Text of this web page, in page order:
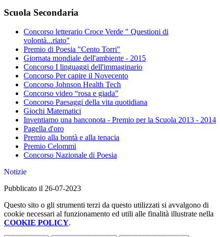
Scuola Secondaria
Concorso letterario Croce Verde " Questioni di
volontà...riato"
Premio di Poesia "Cento Torri"
Giornata mondiale dell'ambiente - 2015
Concorso I linguaggi dell'immaginario
Concorso Per capire il Novecento
Concorso Johnson Health Tech
Concorso video “rosa e giada”
Concorso Paesaggi della vita quotidiana
Giochi Matematici
Inventiamo una banconota - Premio per la Scuola 2013 - 2014
Pagella d'oro
Premio alla bontà e alla tenacia
Premio Celommi
Concorso Nazionale di Poesia
Notizie
Pubblicato il 26-07-2023
Questo sito o gli strumenti terzi da questo utilizzati si avvalgono di
cookie necessari al funzionamento ed utili alle finalità illustrate nella
COOKIE POLICY.